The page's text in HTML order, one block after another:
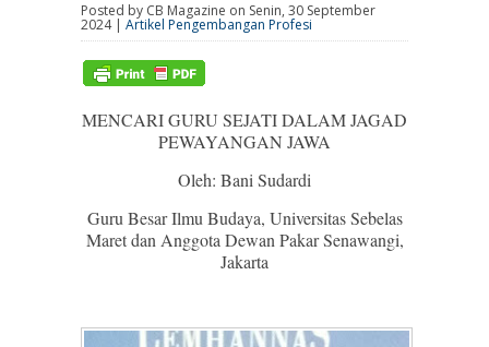
Posted by CB Magazine on Senin, 30 September
2024 | Artikel Pengembangan Profesi
MENCARI GURU SEJATI DALAM JAGAD
PEWAYANGAN JAWA
Oleh: Bani Sudardi
Guru Besar Ilmu Budaya, Universitas Sebelas
Maret dan Anggota Dewan Pakar Senawangi,
Jakarta